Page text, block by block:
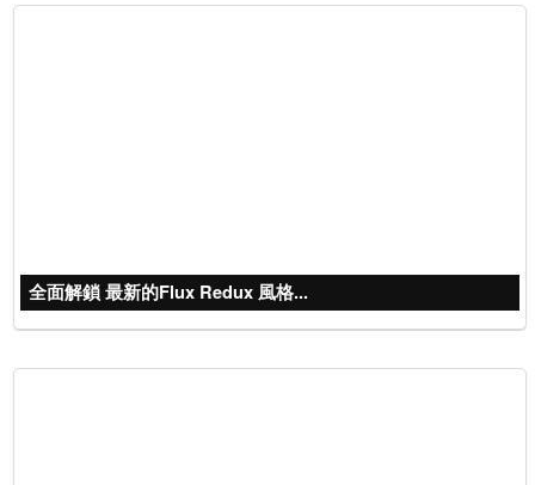
全面解鎖 最新的Flux Redux 風格...